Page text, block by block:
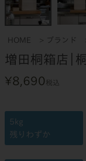
HOME ブランド
増田桐箱店｜
¥8,690 税込
5kg
残りわずか